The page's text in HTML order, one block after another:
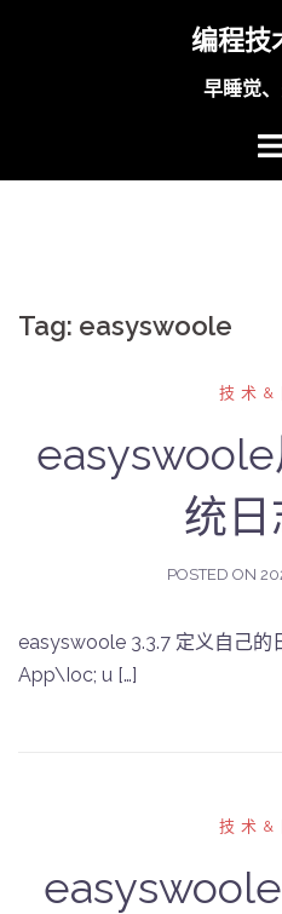
编程技
早睡觉
Tag: easyswoole
技术&
统日
POSTED ON
easyswoole 3.3.7 定义自己
App\Ioc; u […]
技术&